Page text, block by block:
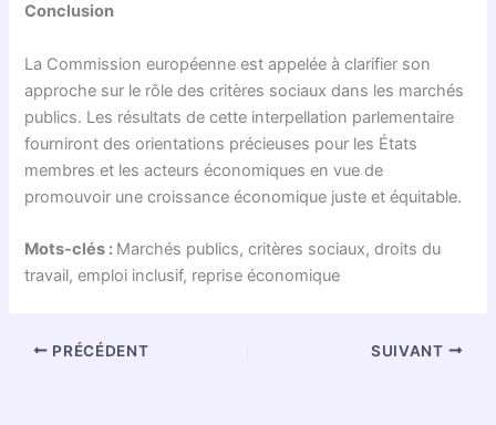
Conclusion
La Commission européenne est appelée à clarifier son
approche sur le rôle des critères sociaux dans les marchés
publics. Les résultats de cette interpellation parlementaire
fourniront des orientations précieuses pour les États
membres et les acteurs économiques en vue de
promouvoir une croissance économique juste et équitable.
Mots-clés : Marchés publics, critères sociaux, droits du
travail, emploi inclusif, reprise économique
PRÉCÉDENT SUIVANT